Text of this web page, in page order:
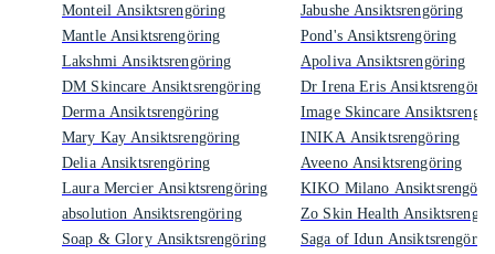
Monteil Ansiktsrengöring
Mantle Ansiktsrengöring
Lakshmi Ansiktsrengöring
DM Skincare Ansiktsrengöring
Derma Ansiktsrengöring
Mary Kay Ansiktsrengöring
Delia Ansiktsrengöring
Laura Mercier Ansiktsrengöring
absolution Ansiktsrengöring
Soap & Glory Ansiktsrengöring
Jabushe Ansiktsrengöring
Pond's Ansiktsrengöring
Apoliva Ansiktsrengöring
Dr Irena Eris
Image Skincare
INIKA Ansiktsrengöring
Aveeno Ansiktsrengöring
KIKO Milano
Zo Skin Health
Saga of Idun